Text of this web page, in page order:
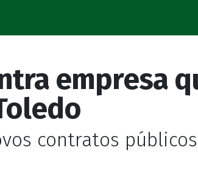
empresa
contratos públicos